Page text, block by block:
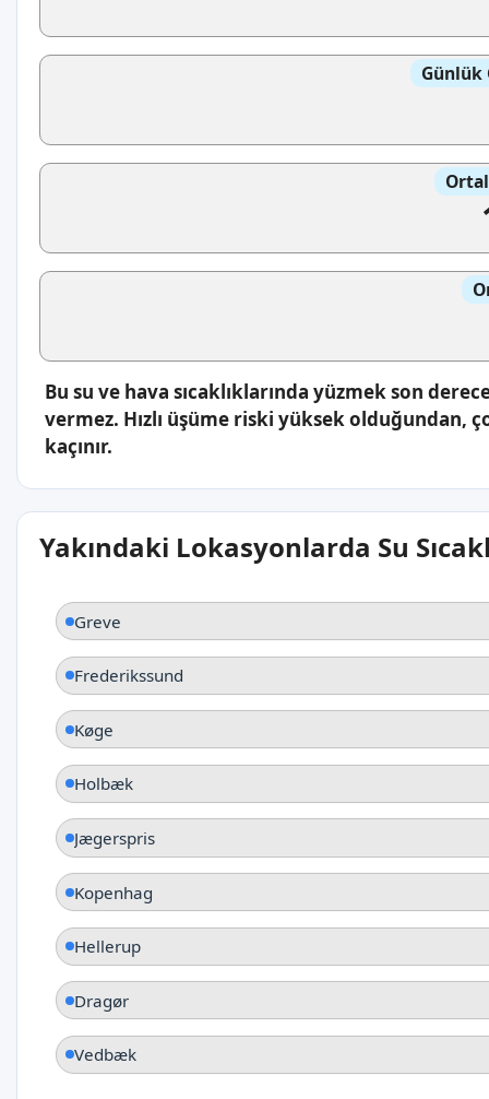
Günlük
Bu su ve hava sıcaklıklarında yüzmek son
vermez. Hızlı üşüme riski yüksek olduğundan,
kaçınır.
Yakındaki Lokasyonlarda Su
Greve
Frederikssund
Køge
Holbæk
Jægerspris
Kopenhag
Hellerup
Dragør
Vedbæk